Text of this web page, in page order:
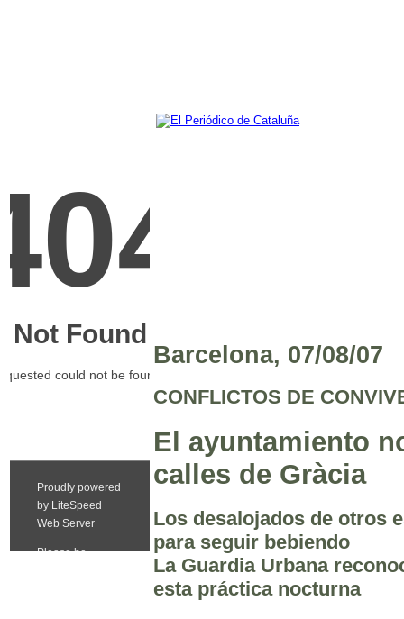
Barcelona, 07/08/07
CONFLICTOS DE
El ayuntamiento
calles de Gràcia
Los desalojados de otros
para seguir bebiendo
La Guardia Urbana
esta práctica nocturna